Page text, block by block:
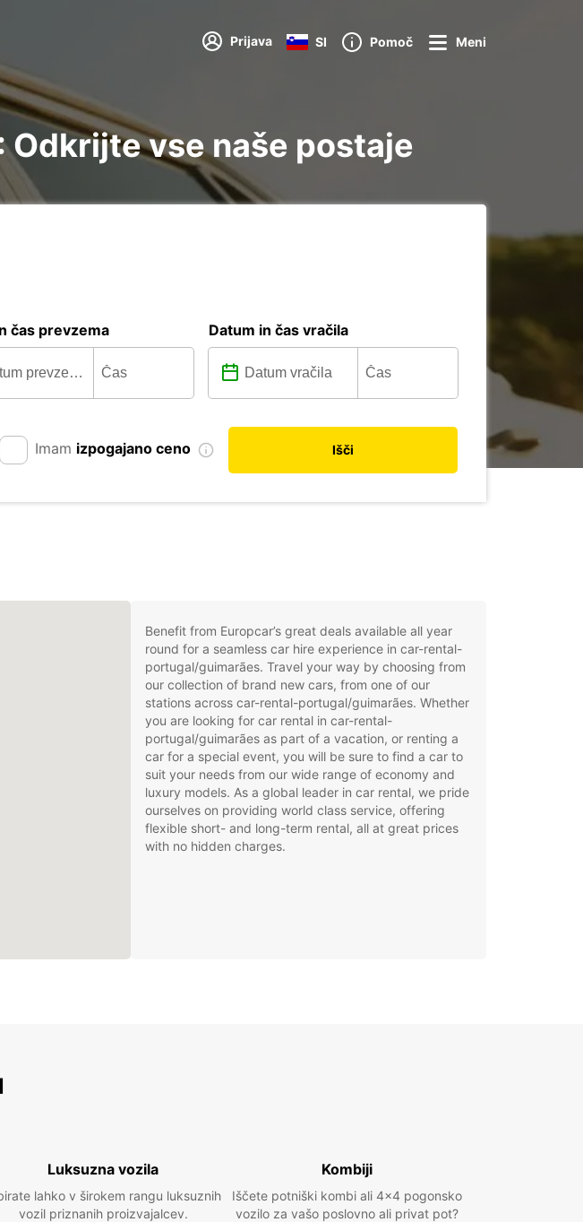
Prijava SI Pomoč Meni
Odkrijte vse naše postaje
čas prevzema Datum in čas vračila
Imam izpogajano ceno Išči
Benefit from Europcar’s great deals available all year
round for a seamless car hire experience in car-rental-
portugal/guimarães. Travel your way by choosing from
our collection of brand new cars, from one of our
stations across car-rental-portugal/guimarães. Whether
you are looking for car rental in car-rental-
portugal/guimarães as part of a vacation, or renting a
car for a special event, you will be sure to find a car to
suit your needs from our wide range of economy and
luxury models. As a global leader in car rental, we pride
ourselves on providing world class service, offering
flexible short- and long-term rental, all at great prices
with no hidden charges.
Luksuzna vozila
lahko v širokem rangu luksuznih
vozil priznanih proizvajalcev.
Kombiji
Iščete potniški kombi ali 4x4 pogonsko
vozilo za vašo poslovno ali privat pot?